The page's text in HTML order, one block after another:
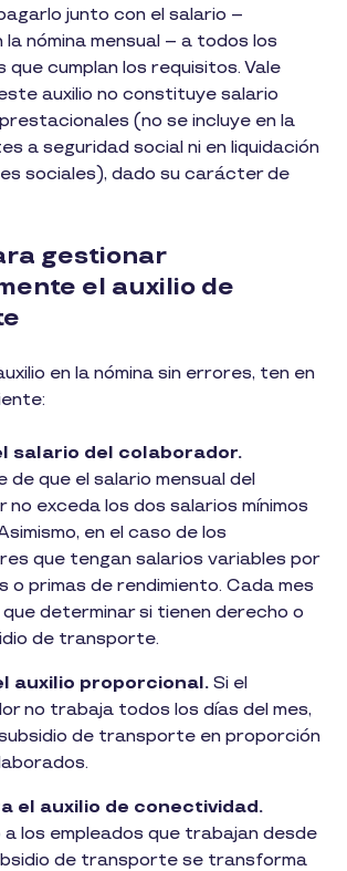
junto con el salario –
la nómina mensual – a todos los
cumplan los requisitos. Vale
auxilio no constituye salario
(no se incluye en la
a seguridad social ni en liquidación
sociales), dado su carácter de
gestionar
el auxilio de
en la nómina sin errores, ten en
salario del colaborador.
de que el salario mensual del
no exceda los dos salarios mínimos
en el caso de los
que tengan salarios variables por
o primas de rendimiento. Cada mes
determinar si tienen derecho o
de transporte.
auxilio proporcional. Si el
no trabaja todos los días del mes,
de transporte en proporción
el auxilio de conectividad.
los empleados que trabajan desde
de transporte se transforma